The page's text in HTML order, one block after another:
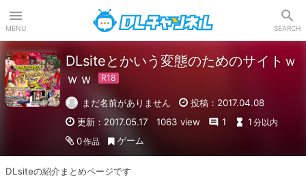
MENU SEARCH
DLsiteとかいう変態のためのサイトｗ
ｗｗ
まだ名前がありません
投稿：2017.04.08
更新：2017.05.17
1063 view 1 1 分以内
0作品 ゲーム
DLsiteの紹介まとめページです